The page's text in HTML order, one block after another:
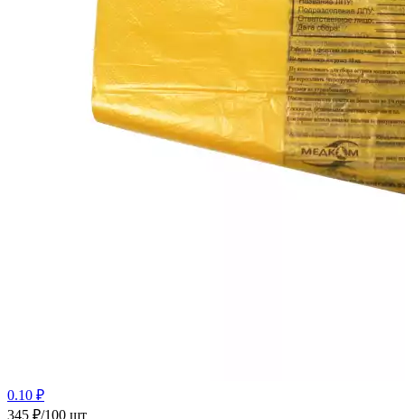
0.10 ₽
345 ₽/100 шт